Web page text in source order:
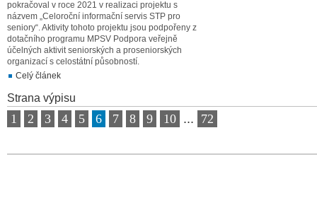
pokračoval v roce 2021 v realizaci projektu s
názvem „Celoroční informační servis STP pro
seniory“. Aktivity tohoto projektu jsou podpořeny z
dotačního programu MPSV Podpora veřejně
účelných aktivit seniorských a proseniorských
organizací s celostátní působností.
Celý článek
Strana výpisu
1 2 3 4 5 6 7 8 9 10 ... 72